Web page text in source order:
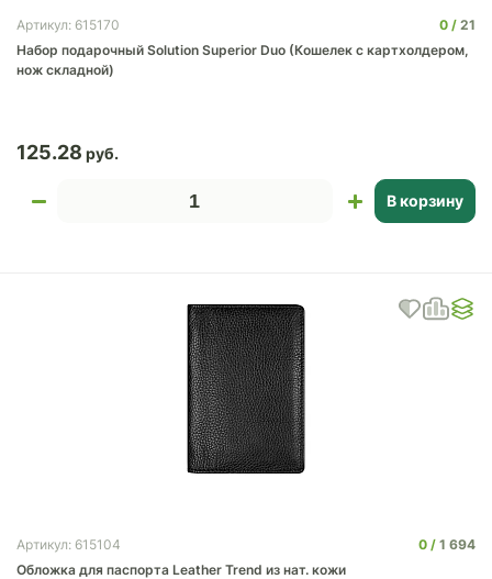
Артикул: 615170 0
21
Набор подарочный Solution Superior Duo (Кошелек с картхолдером,
нож складной)
125.28
В корзину
Артикул: 615104 0
1 694
Обложка для паспорта Leather Trend из нат. кожи